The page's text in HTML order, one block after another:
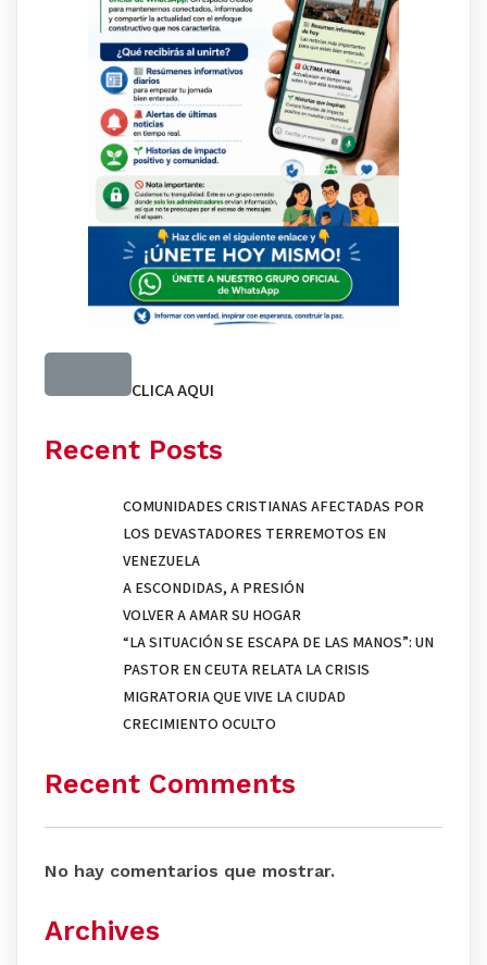
CLICA AQUI
Recent Posts
COMUNIDADES CRISTIANAS AFECTADAS POR
LOS DEVASTADORES TERREMOTOS EN
VENEZUELA
A ESCONDIDAS, A PRESIÓN
VOLVER A AMAR SU HOGAR
“LA SITUACIÓN SE ESCAPA DE LAS MANOS”: UN
PASTOR EN CEUTA RELATA LA CRISIS
MIGRATORIA QUE VIVE LA CIUDAD
CRECIMIENTO OCULTO
Recent Comments
No hay comentarios que mostrar.
Archives